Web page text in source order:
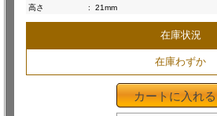
高さ
: 21mm
在庫状況
在庫わずか
カートに入れる